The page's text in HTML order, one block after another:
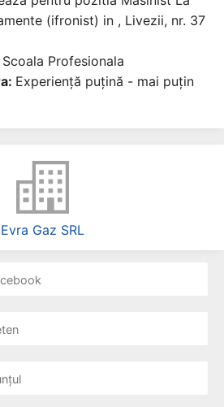
(ifronist) in , Livezii, nr. 37
Profesionala
Experiență puțină - mai puțin
Evra Gaz SRL